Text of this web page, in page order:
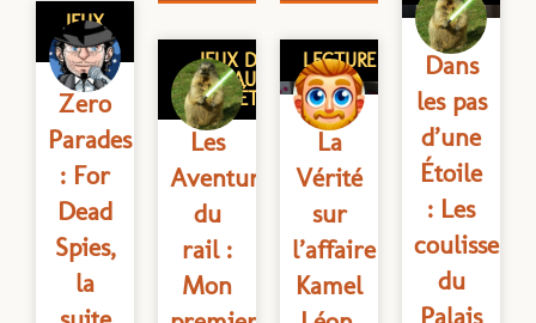
JEUX
VIDÉO
Zero
Parades
: For
Dead
Spies,
la
JEUX DE
PLATEAU/DE
SOCIÉTÉ
Les
Aventuriers
du
rail :
Mon
LECTURE
La
Vérité
sur
l’affaire
Kamel
Dans
les pas
d’une
Étoile
: Les
coulisses
du
Palais